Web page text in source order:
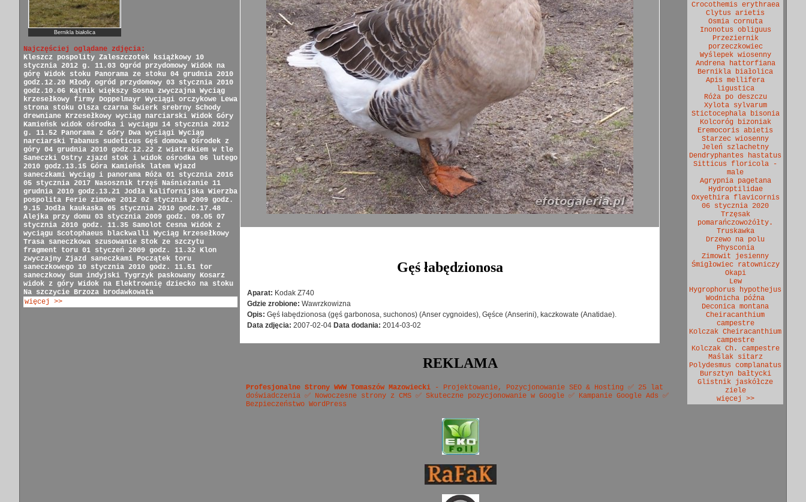
Bernikla białolica
Najczęściej oglądane zdjęcia:
Kleszcz pospolity Zaleszczotek książkowy 10
stycznia 2012 g. 11.03 Ogród przydomowy Widok na
górę Widok stoku Panorama ze stoku 04 grudnia 2010
godz.12.20 Młody ogród przydomowy 03 stycznia 2010
godz.10.06 Kątnik większy Sosna zwyczajna Wyciąg
krzesełkowy firmy Doppelmayr Wyciągi orczykowe Lewa
strona stoku Olsza czarna Świerk srebrny Schody
drewniane Krzesełkowy wyciąg narciarski Widok Góry
Kamieńsk widok ośrodka i wyciągu 14 stycznia 2012
g. 11.52 Panorama z Góry Dwa wyciągi Wyciąg
narciarski Tabanus sudeticus Gęś domowa Ośrodek z
góry 04 grudnia 2010 godz.12.22 Z wiatrakiem w tle
Saneczki Ostry zjazd stok i widok ośrodka 06 lutego
2010 godz.13.15 Góra Kamieńsk latem Wjazd
saneczkami Wyciąg i panorama Róża 01 stycznia 2016
05 stycznia 2017 Nasosznik trzęś Naśnieżanie 11
grudnia 2010 godz.13.21 Jodła kalifornijska Wierzba
pospolita Ferie zimowe 2012 02 stycznia 2009 godz.
9.15 Jodła kaukaska 05 stycznia 2010 godz.17.48
Alejka przy domu 03 stycznia 2009 godz. 09.05 07
stycznia 2010 godz. 11.35 Samolot Cesna Widok z
wyciągu Scotophaeus blackwalli Wyciąg krzesełkowy
Trasa saneczkowa szusowanie Stok ze szczytu
fragment toru 01 styczeń 2009 godz. 11.32 Klon
zwyczajny Zjazd saneczkami Początek toru
saneczkowego 10 stycznia 2010 godz. 11.51 tor
saneczkowy Sum indyjski Tygrzyk paskowany Kosarz
widok z góry Widok na Elektrownię dziecko na stoku
Na szczycie Brzoza brodawkowata
więcej >>
Gęś łabędzionosa
Aparat: Kodak Z740
Gdzie zrobione: Wawrzkowizna
Opis: Gęś łabędzionosa (gęś garbonosa, suchonos) (Anser cygnoides), Gęśce (Anserini), kaczkowate (Anatidae).
Data zdjęcia: 2007-02-04 Data dodania: 2014-03-02
REKLAMA
Profesjonalne Strony WWW Tomaszów Mazowiecki - Projektowanie, Pozycjonowanie SEO & Hosting ✅ 25 lat
doświadczenia ✅ Nowoczesne strony z CMS ✅ Skuteczne pozycjonowanie w Google ✅ Kampanie Google Ads ✅
Bezpieczeństwo WordPress
Crocothemis erythraea
Clytus arietis
Osmia cornuta
Inonotus obliguus
Przeziernik
porzeczkowiec
Wyślepek wiosenny
Andrena hattorfiana
Bernikla białolica
Apis mellifera
ligustica
Róża po deszczu
Xylota sylvarum
Stictocephala bisonia
Kolcoróg bizoniak
Eremocoris abietis
Starzec wiosenny
Jeleń szlachetny
Dendryphantes hastatus
Sitticus floricola -
male
Agrypnia pagetana
Hydroptilidae
Oxyethira flavicornis
06 stycznia 2020
Trzęsak
pomarańczowożółty.
Truskawka
Drzewo na polu
Physconia
Zimowit jesienny
Śmigłowiec ratowniczy
Okapi
Lew
Hygrophorus hypothejus
Wodnicha późna
Deconica montana
Cheiracanthium
campestre
Kolczak Cheiracanthium
campestre
Kolczak Ch. campestre
Maślak sitarz
Polydesmus complanatus
Bursztyn bałtycki
Glistnik jaskółcze
ziele
więcej >>